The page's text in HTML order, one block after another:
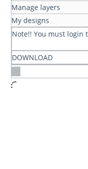
Manage layers
My designs
Note!! You must login
DOWNLOAD